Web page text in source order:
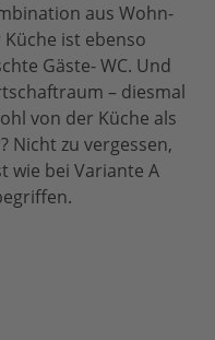
aus Wohn-
ist ebenso
Gäste- WC. Und
– diesmal
von der Küche als
Nicht zu vergessen,
wie bei Variante A